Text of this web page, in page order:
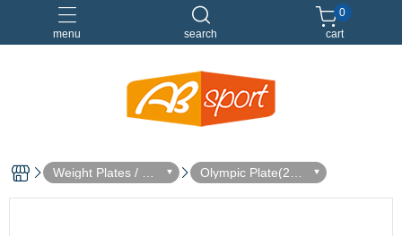
menu search
健身空間規劃 重訓
0
cart
Weight Plates / Ba
rbell Bar
Olympic Plate(28m
m)